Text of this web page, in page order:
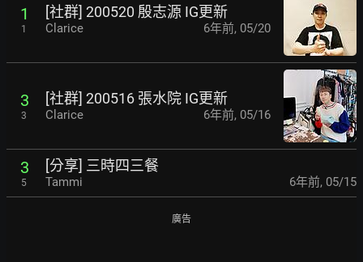
1
1
[社群] 200520 殷志源 IG更新
Clarice 6年前, 05/20
3
3
[社群] 200516 張水院 IG更新
Clarice 6年前, 05/16
3
5
[分享] 三時四三餐
Tammi 6年前, 05/15
廣告